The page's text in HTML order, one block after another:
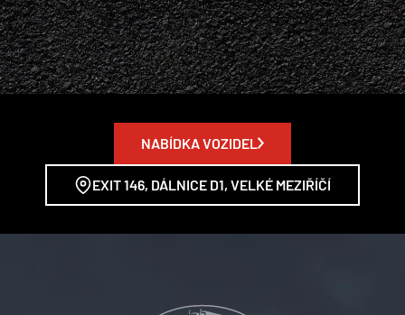
NABÍDKA VOZIDEL
EXIT 146, DÁLNICE D1, VELKÉ MEZIŘÍČÍ